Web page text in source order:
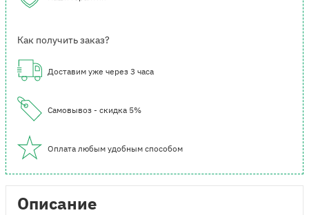
Как получить заказ?
Доставим уже через 3 часа
Самовывоз - скидка 5%
Оплата любым удобным способом
Описание